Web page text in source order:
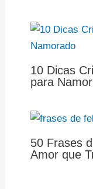
10 Dicas
para
50 Frases
Amor que